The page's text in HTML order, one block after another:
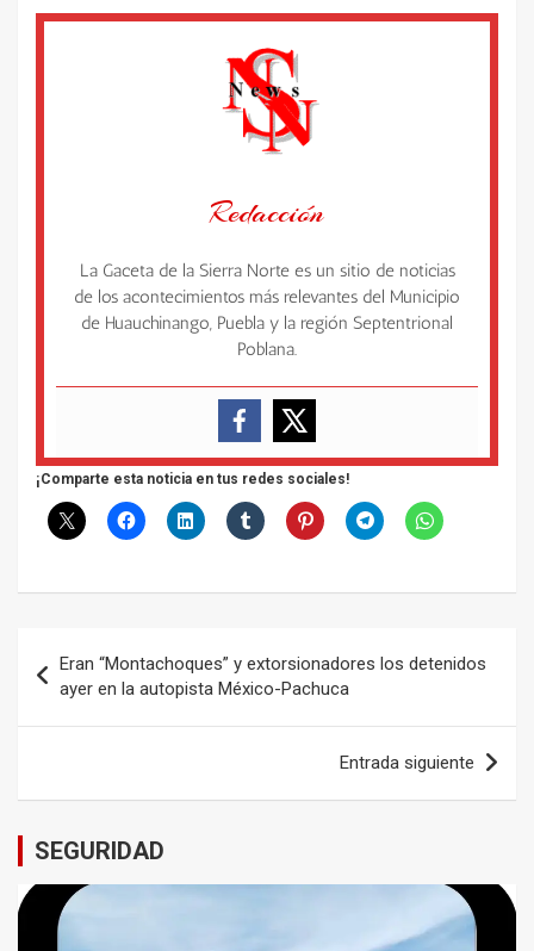
Redacción
La Gaceta de la Sierra Norte es un sitio de noticias
de los acontecimientos más relevantes del Municipio
de Huauchinango, Puebla y la región Septentrional
Poblana.
¡Comparte esta noticia en tus redes sociales!
de
entradas
Eran “Montachoques” y extorsionadores los detenidos
ayer en la autopista México-Pachuca
Entrada siguiente
SEGURIDAD